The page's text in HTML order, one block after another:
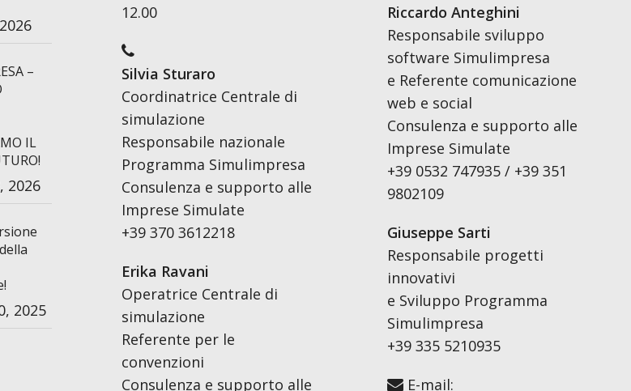
–
IL
2026
2025
12.00
Silvia Sturaro
Coordinatrice Centrale di
simulazione
Responsabile nazionale
Programma Simulimpresa
Consulenza e supporto alle
Imprese Simulate
+39 370 3612218
Erika Ravani
Operatrice Centrale di
simulazione
Referente per le
convenzioni
Consulenza e supporto alle
Riccardo Anteghini
Responsabile sviluppo
software Simulimpresa
e Referente comunicazione
web e social
Consulenza e supporto alle
Imprese Simulate
+39 0532 747935 / +39 351
9802109
Giuseppe Sarti
Responsabile progetti
innovativi
e Sviluppo Programma
Simulimpresa
+39 335 5210935
E-mail: